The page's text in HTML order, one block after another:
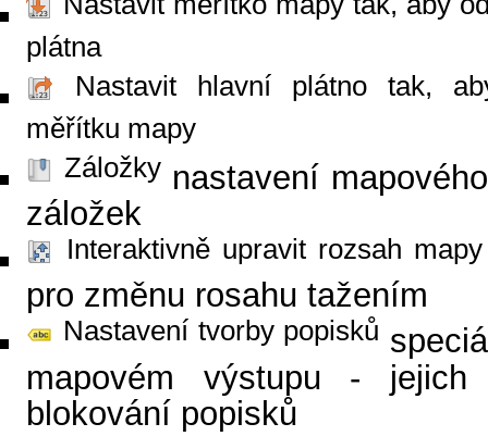
plátna
Nastavit hlavní plátno tak,
měřítku mapy
Záložky nastavení
záložek
Interaktivně upravit rozsah mapy
pro změnu rosahu tažením
Nastavení tvorby popisků
mapovém výstupu -
blokování popisků